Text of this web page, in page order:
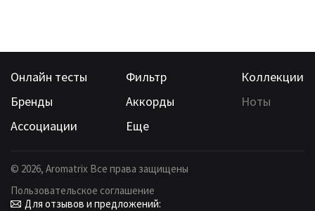
Онлайн тесты Фильтр
Коллекции
Бренды
Аккорды
Ноты
Ассоциации
Еще
© 2026, Aromatrix Все права защищены
Пользовательское соглашение
Для отзывов и предложений: